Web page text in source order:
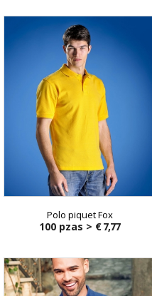
Polo piquet Fox
100 pzas > € 7,77